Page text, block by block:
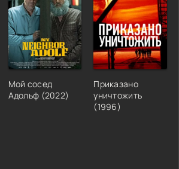
Мой сосед
Адольф (2022)
Приказано
уничтожить
(1996)